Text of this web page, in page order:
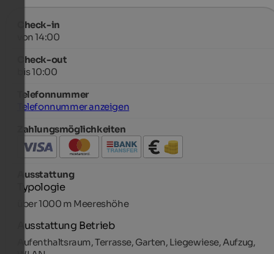
Check-in
von 14:00
Check-out
bis 10:00
Telefonnummer
Telefonnummer anzeigen
Zahlungsmöglichkeiten
Ausstattung
Typologie
über 1000 m Meereshöhe
Ausstattung Betrieb
Aufenthaltsraum, Terrasse, Garten, Liegewiese, Aufzug,